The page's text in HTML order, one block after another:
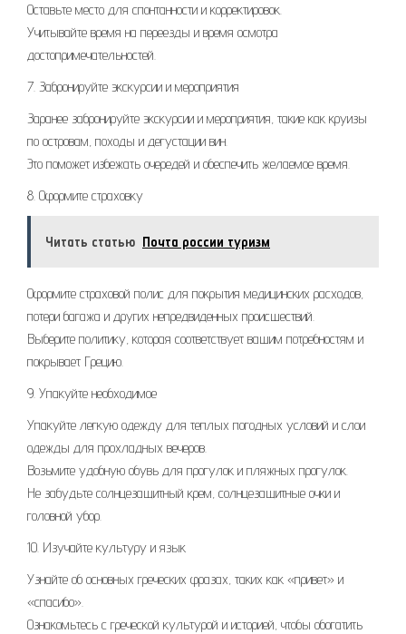
Оставьте место для спонтанности и корректировок.
Учитывайте время на переезды и время осмотра
достопримечательностей.
7. Забронируйте экскурсии и мероприятия
Заранее забронируйте экскурсии и мероприятия, такие как круизы
по островам, походы и дегустации вин.
Это поможет избежать очередей и обеспечить желаемое время.
8. Оформите страховку
Читать статью Почта россии туризм
Оформите страховой полис для покрытия медицинских расходов,
потери багажа и других непредвиденных происшествий.
Выберите политику, которая соответствует вашим потребностям и
покрывает Грецию.
9. Упакуйте необходимое
Упакуйте легкую одежду для теплых погодных условий и слои
одежды для прохладных вечеров.
Возьмите удобную обувь для прогулок и пляжных прогулок.
Не забудьте солнцезащитный крем, солнцезащитные очки и
головной убор.
10. Изучайте культуру и язык
Узнайте об основных греческих фразах, таких как «привет» и
«спасибо».
Ознакомьтесь с греческой культурой и историей, чтобы обогатить